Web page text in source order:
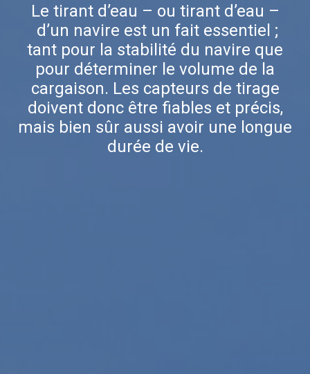
Le tirant d’eau – ou tirant d’eau –
d’un navire est un fait essentiel ;
tant pour la stabilité du navire que
pour déterminer le volume de la
cargaison. Les capteurs de tirage
doivent donc être fiables et précis,
mais bien sûr aussi avoir une longue
durée de vie.